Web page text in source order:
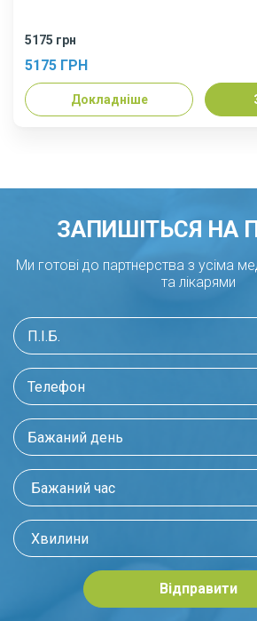
5175 грн
5175 ГРН
Докладніше
ЗАПИШІТЬСЯ НА
Ми готові до партнерства з усіма
та лікарями
Відправити